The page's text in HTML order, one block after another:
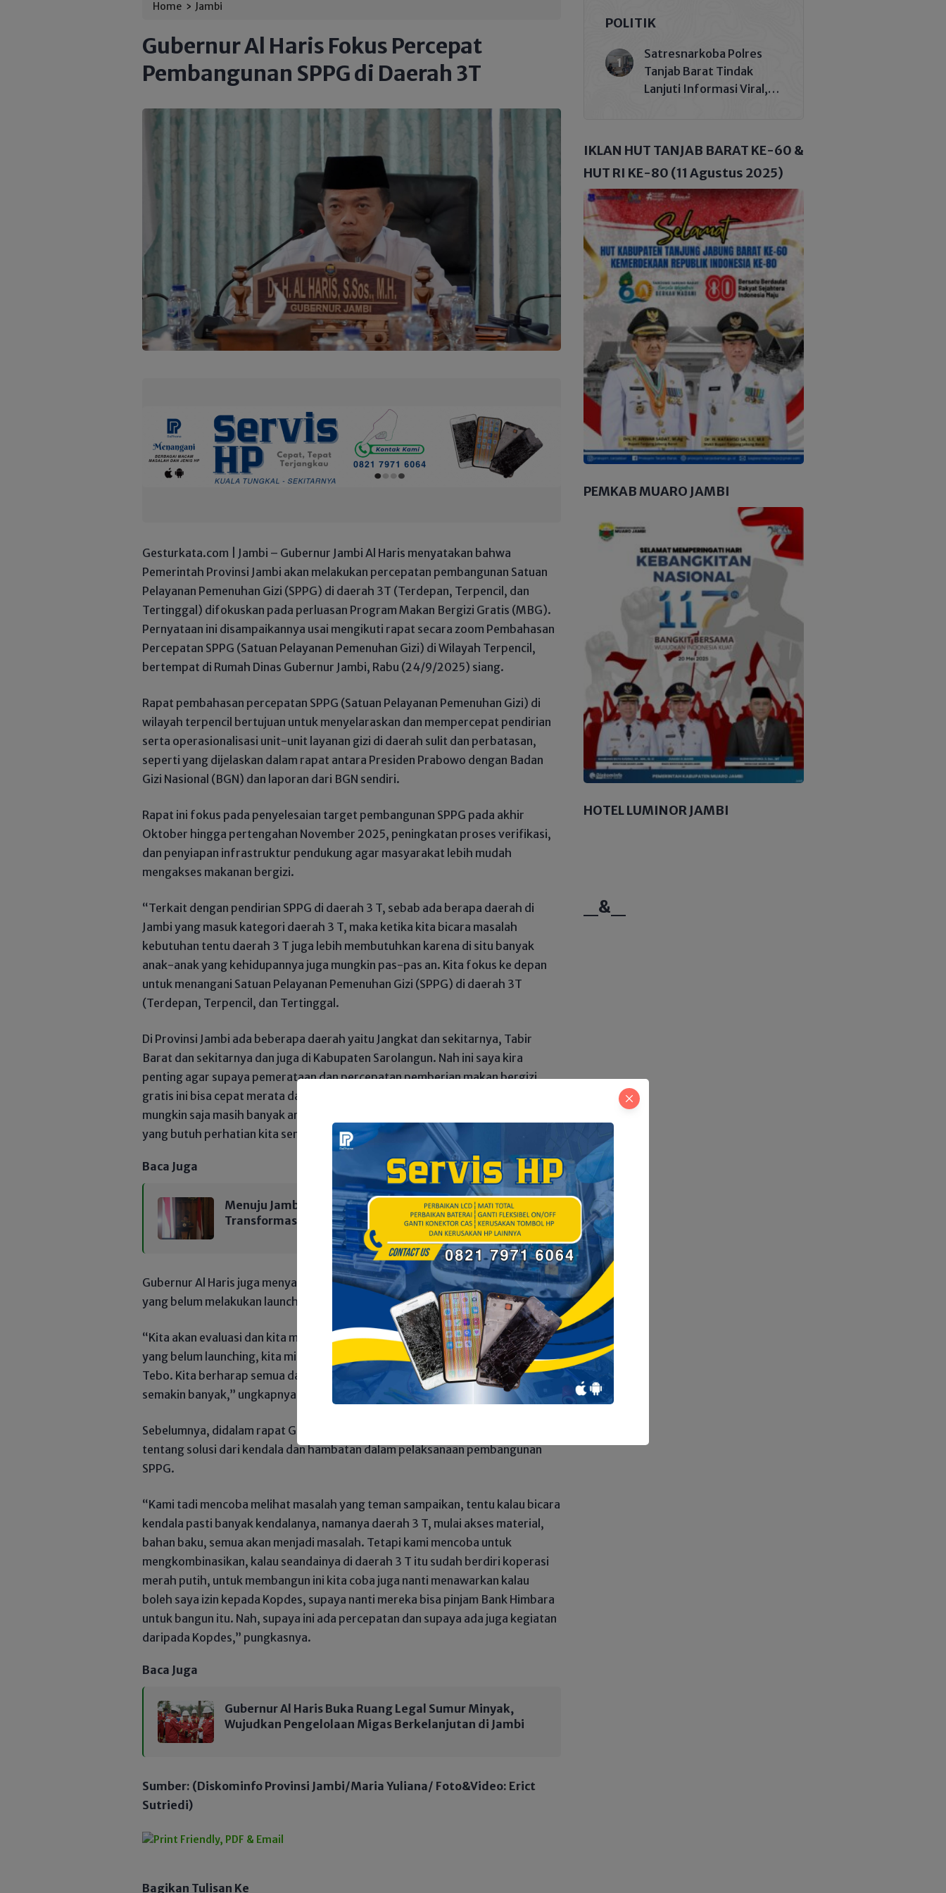
Home › Jambi
Gubernur Al Haris Fokus Percepat
Pembangunan SPPG di Daerah 3T
Gesturkata.com | Jambi – Gubernur Jambi Al Haris menyatakan bahwa
Pemerintah Provinsi Jambi akan melakukan percepatan pembangunan Satuan
Pelayanan Pemenuhan Gizi (SPPG) di daerah 3T (Terdepan, Terpencil, dan
Tertinggal) difokuskan pada perluasan Program Makan Bergizi Gratis (MBG).
Pernyataan ini disampaikannya usai mengikuti rapat secara zoom Pembahasan
Percepatan SPPG (Satuan Pelayanan Pemenuhan Gizi) di Wilayah Terpencil,
bertempat di Rumah Dinas Gubernur Jambi, Rabu (24/9/2025) siang.
Rapat pembahasan percepatan SPPG (Satuan Pelayanan Pemenuhan Gizi) di
wilayah terpencil bertujuan untuk menyelaraskan dan mempercepat pendirian
serta operasionalisasi unit-unit layanan gizi di daerah sulit dan perbatasan,
seperti yang dijelaskan dalam rapat antara Presiden Prabowo dengan Badan
Gizi Nasional (BGN) dan laporan dari BGN sendiri.
Rapat ini fokus pada penyelesaian target pembangunan SPPG pada akhir
Oktober hingga pertengahan November 2025, peningkatan proses verifikasi,
dan penyiapan infrastruktur pendukung agar masyarakat lebih mudah
mengakses makanan bergizi.
“Terkait dengan pendirian SPPG di daerah 3 T, sebab ada berapa daerah di
Jambi yang masuk kategori daerah 3 T, maka ketika kita bicara masalah
kebutuhan tentu daerah 3 T juga lebih membutuhkan karena di situ banyak
anak-anak yang kehidupannya juga mungkin pas-pas an. Kita fokus ke depan
untuk menangani Satuan Pelayanan Pemenuhan Gizi (SPPG) di daerah 3T
(Terdepan, Terpencil, dan Tertinggal.
Di Provinsi Jambi ada beberapa daerah yaitu Jangkat dan sekitarnya, Tabir
Barat dan sekitarnya dan juga di Kabupaten Sarolangun. Nah ini saya kira
penting agar supaya pemerataan dan percepatan pemberian makan bergizi
gratis ini bisa cepat merata dan sampai pada desa-desa yang terpencil yang
mungkin saja masih banyak anak-anak yang mungkin juga termasuk anak-anak
yang butuh perhatian kita semuanya itu,” ucap Gubernur Al Haris.
Baca Juga
Menuju Jambi Mantap 2029: Gubernur Al Haris Paparkan
Transformasi Besar di HUT Provinsi ke-69
Gubernur Al Haris juga menyatakan akan melakukan evaluasi terhadap daerah
yang belum melakukan launching SPPG.
“Kita akan evaluasi dan kita masih mendorong karena ada beberapa daerah
yang belum launching, kita minta segera mulai seperti di Bungo Sarolangun,
Tebo. Kita berharap semua daerah sudah ada yang memulai dan semakin hari
semakin banyak,” ungkapnya.
Sebelumnya, didalam rapat Gubernur Al Haris menyampaikan pendapatnya
tentang solusi dari kendala dan hambatan dalam pelaksanaan pembangunan
SPPG.
“Kami tadi mencoba melihat masalah yang teman sampaikan, tentu kalau bicara
kendala pasti banyak kendalanya, namanya daerah 3 T, mulai akses material,
bahan baku, semua akan menjadi masalah. Tetapi kami mencoba untuk
mengkombinasikan, kalau seandainya di daerah 3 T itu sudah berdiri koperasi
merah putih, untuk membangun ini kita coba juga nanti menawarkan kalau
boleh saya izin kepada Kopdes, supaya nanti mereka bisa pinjam Bank Himbara
untuk bangun itu. Nah, supaya ini ada percepatan dan supaya ada juga kegiatan
daripada Kopdes,” pungkasnya.
Baca Juga
Gubernur Al Haris Buka Ruang Legal Sumur Minyak,
Wujudkan Pengelolaan Migas Berkelanjutan di Jambi
Sumber: (Diskominfo Provinsi Jambi/Maria Yuliana/ Foto&Video: Erict
Sutriedi)
Bagikan Tulisan Ke
POLITIK
Satresnarkoba Polres
Tanjab Barat Tindak
Lanjuti Informasi Viral,
IKLAN HUT TANJAB BARAT KE-60 &
HUT RI KE-80 (11 Agustus 2025)
PEMKAB MUARO JAMBI
HOTEL LUMINOR JAMBI
_&_